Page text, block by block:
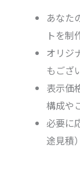
あなた
トを制
オリジ
もござ
表示価
構成や
必要に
途見積）